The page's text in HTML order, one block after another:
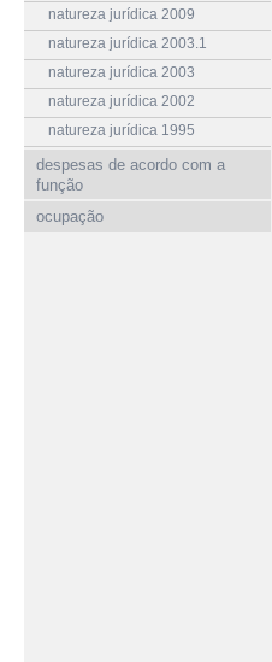
natureza jurídica 2009
natureza jurídica 2003.1
natureza jurídica 2003
natureza jurídica 2002
natureza jurídica 1995
despesas de acordo com a
função
ocupação